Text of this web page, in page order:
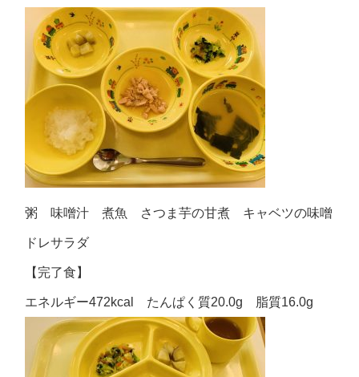
粥 味噌汁 煮魚 さつま芋の甘煮 キャベツの味噌
ドレサラダ
【完了食】
エネルギー472kcal たんぱく質20.0g 脂質16.0g